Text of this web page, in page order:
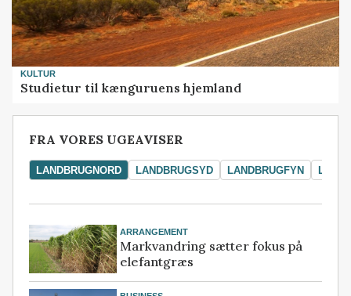
KULTUR
Studietur til kænguruens hjemland
FRA VORES UGEAVISER
LANDBRUGNORD LANDBRUGSYD LANDBRUGFYN
ARRANGEMENT
Markvandring sætter fokus på
elefantgræs